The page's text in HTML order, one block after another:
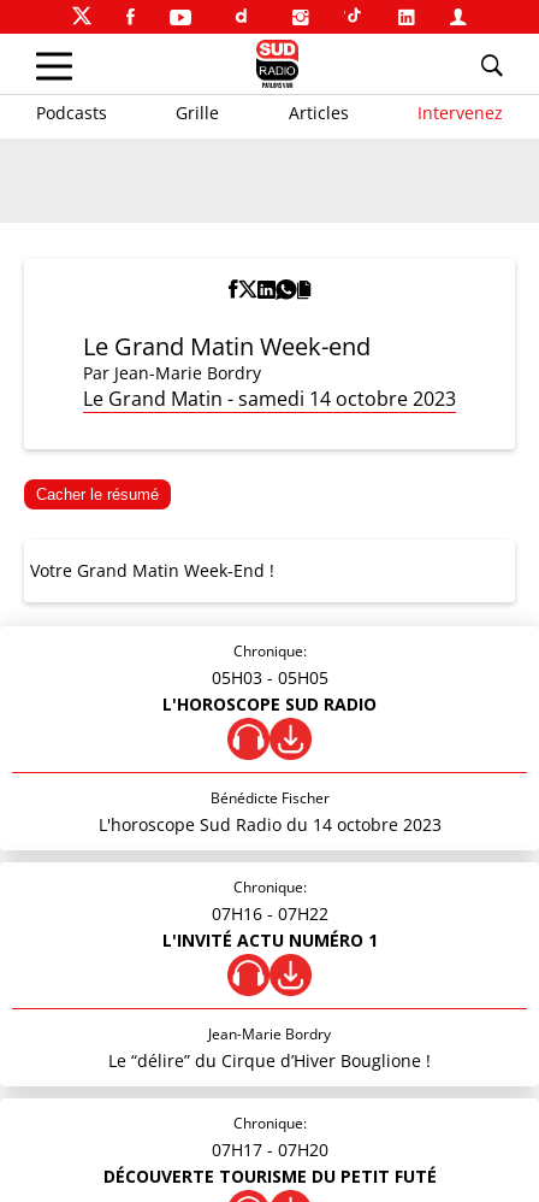
Podcasts Grille Articles Intervenez
Le Grand Matin Week-end
Par Jean-Marie Bordry
Le Grand Matin - samedi 14 octobre 2023
Cacher le résumé
Votre Grand Matin Week-End !
Chronique:
05H03 - 05H05
L'HOROSCOPE SUD RADIO
Bénédicte Fischer
L'horoscope Sud Radio du 14 octobre 2023
Chronique:
07H16 - 07H22
L'INVITÉ ACTU NUMÉRO 1
Jean-Marie Bordry
Le “délire” du Cirque d’Hiver Bouglione !
Chronique:
07H17 - 07H20
DÉCOUVERTE TOURISME DU PETIT FUTÉ